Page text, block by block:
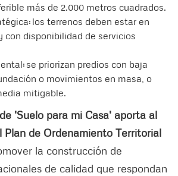
más de 2.000 metros cuadrados.
los terrenos deben estar en
con disponibilidad de servicios
se priorizan predios con baja
o movimientos en masa, o
mitigable.
'Suelo para mi Casa' aporta al
Plan de Ordenamiento Territorial
la construcción de
de calidad que respondan